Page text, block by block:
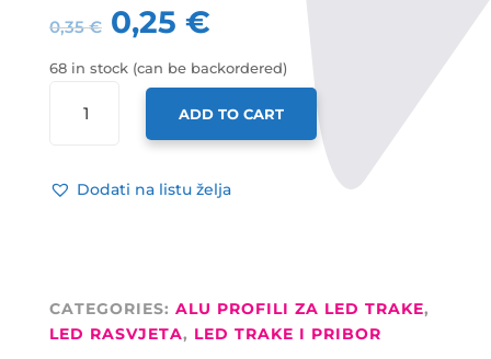
0,35€ 0,25 €
68 in stock (can be backordered)
PROFIL
ZA
QUANTITY
ADD TO CART
Dodati na listu želja
CATEGORIES: ALU PROFILI ZA LED TRAKE,
LED RASVJETA, LED TRAKE I PRIBOR